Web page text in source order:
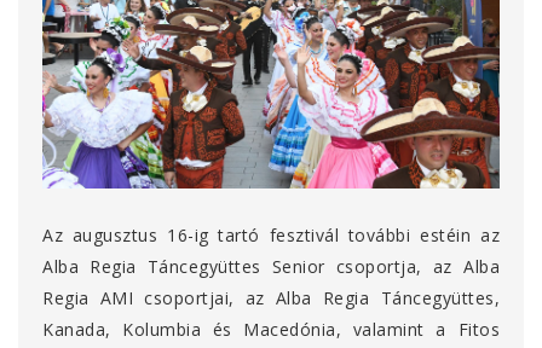
Az augusztus 16-ig tartó fesztivál további estéin az
Alba Regia Táncegyüttes Senior csoportja, az Alba
Regia AMI csoportjai, az Alba Regia Táncegyüttes,
Kanada, Kolumbia és Macedónia, valamint a Fitos